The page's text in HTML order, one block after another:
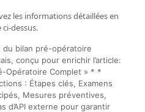
les informations détaillées en
dessus.
bilan pré-opératoire
conçu pour enrichir l’article:
Opératoire Complet » * *
: Étapes clés, Examens
Mesures préventives,
d’API externe pour garantir